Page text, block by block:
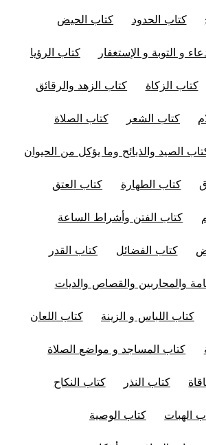
كتاب الحدود كتاب الحيض
و التوبة و الإستغفار كتاب الرؤيا
كتاب الزكاة كتاب الزهد والرقائق
كتاب الشعر كتاب الصلاة
الصيد والذبائح وما يؤكل من الحيوان
كتاب الطهارة كتاب العتق
كتاب الفتن وأشراط الساعة
كتاب الفضائل كتاب القدر
والمحاربين والقصاص والديات
كتاب اللباس و الزينة كتاب اللعان
كتاب المساجد و مواضع الصلاة
كتاب النذر كتاب النكاح
الهبات كتاب الوصية